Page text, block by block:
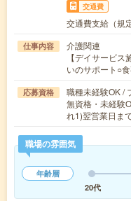
交通費
交通費支給（規
仕事内容
介護関連
【デイサービ
いのサポート○
応募資格
職種未経験OK /
無資格・未経験
れ1)翌営業日ま
職場の雰囲気
年齢層
20代